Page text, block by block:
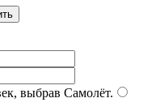
выбрав Самолёт.